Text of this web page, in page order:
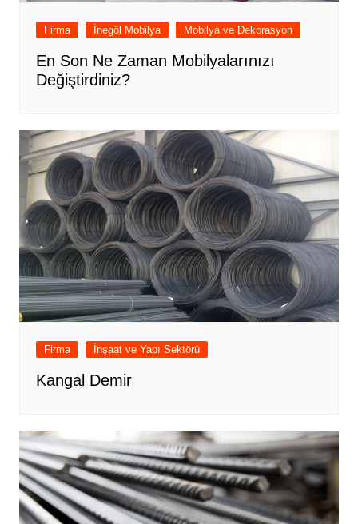
Firma İnegöl Mobilya Mobilya ve Dekorasyon
En Son Ne Zaman Mobilyalarınızı
Değiştirdiniz?
Firma İnşaat ve Yapı Sektörü
Kangal Demir